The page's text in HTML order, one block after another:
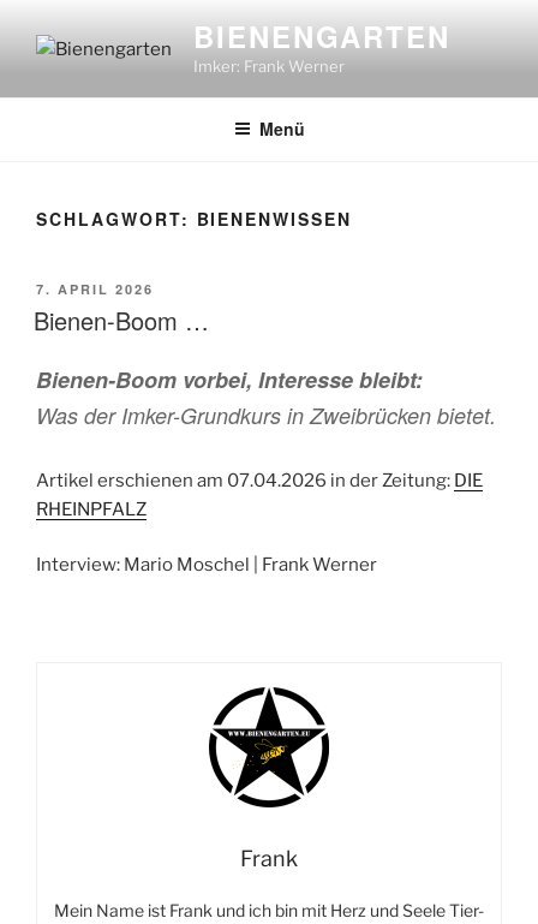
Inhalt
BIENENGARTEN
Imker: Frank Werner
Menü
SCHLAGWORT: BIENENWISSEN
VERÖFFENTLICHT
AM
7. APRIL 2026
Bienen-Boom …
Bienen-Boom vorbei, Interesse bleibt:
Was der Imker-Grundkurs in Zweibrücken bietet.
Artikel erschienen am 07.04.2026 in der Zeitung: DIE
RHEINPFALZ
Interview: Mario Moschel | Frank Werner
Frank
Mein Name ist Frank und ich bin mit Herz und Seele Tier-